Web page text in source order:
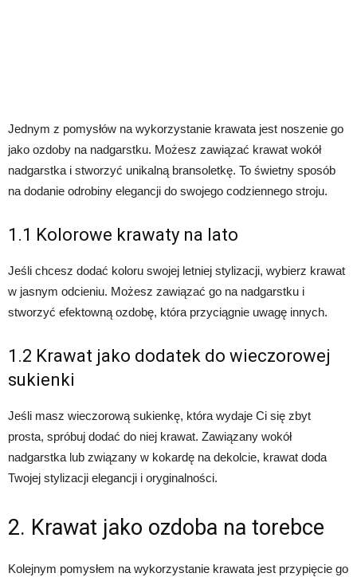
Jednym z pomysłów na wykorzystanie krawata jest noszenie go
jako ozdoby na nadgarstku. Możesz zawiązać krawat wokół
nadgarstka i stworzyć unikalną bransoletkę. To świetny sposób
na dodanie odrobiny elegancji do swojego codziennego stroju.
1.1 Kolorowe krawaty na lato
Jeśli chcesz dodać koloru swojej letniej stylizacji, wybierz krawat
w jasnym odcieniu. Możesz zawiązać go na nadgarstku i
stworzyć efektowną ozdobę, która przyciągnie uwagę innych.
1.2 Krawat jako dodatek do wieczorowej
sukienki
Jeśli masz wieczorową sukienkę, która wydaje Ci się zbyt
prosta, spróbuj dodać do niej krawat. Zawiązany wokół
nadgarstka lub związany w kokardę na dekolcie, krawat doda
Twojej stylizacji elegancji i oryginalności.
2. Krawat jako ozdoba na torebce
Kolejnym pomysłem na wykorzystanie krawata jest przypięcie go